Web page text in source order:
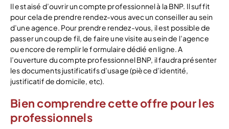
Il est aisé d’ouvrir un compte professionnel à la BNP. Il suffit
pour cela de prendre rendez-vous avec un conseiller au sein
d’une agence. Pour prendre rendez-vous, il est possible de
passer un coup de fil, de faire une visite au sein de l’agence
ou encore de remplir le formulaire dédié en ligne. A
l’ouverture du compte professionnel BNP, il faudra présenter
les documents justificatifs d’usage (pièce d’identité,
justificatif de domicile, etc).
Bien comprendre cette offre pour les
professionnels